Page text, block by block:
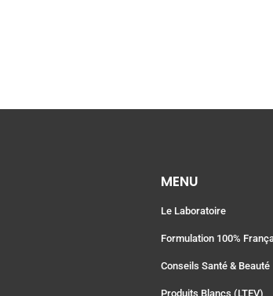
MENU
Le Laboratoire
Formulation 100%
Conseils Santé & Beauté
Produits Blancs (LTEV)